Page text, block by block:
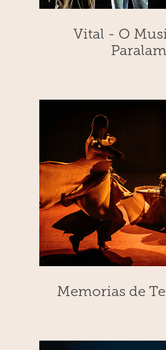
Vital - O
Memorias de